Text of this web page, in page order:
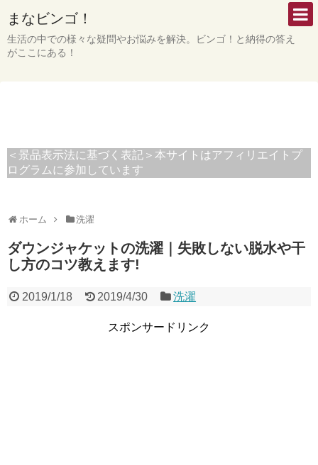
まなビンゴ！
生活の中での様々な疑問やお悩みを解決。ビンゴ！と納得の答え
がここにある！
＜景品表示法に基づく表記＞本サイトはアフィリエイトプ
ログラムに参加しています
ホーム 洗濯
ダウンジャケットの洗濯｜失敗しない脱水や干
し方のコツ教えます!
2019/1/18 2019/4/30 洗濯
スポンサードリンク